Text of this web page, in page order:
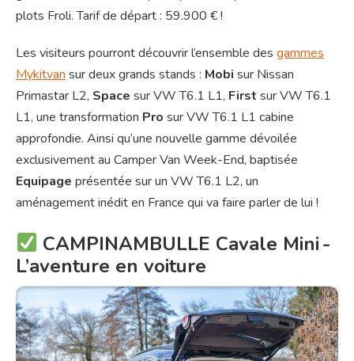
plots Froli. Tarif de départ : 59.900 € !
Les visiteurs pourront découvrir l’ensemble des gammes
Mykitvan sur deux grands stands : Mobi sur Nissan
Primastar L2, Space sur VW T6.1 L1, First sur VW T6.1
L1, une transformation Pro sur VW T6.1 L1 cabine
approfondie. Ainsi qu’une nouvelle gamme dévoilée
exclusivement au Camper Van Week-End, baptisée
Equipage présentée sur un VW T6.1 L2, un
aménagement inédit en France qui va faire parler de lui !
CAMPINAMBULLE Cavale Mini -
L’aventure en voiture